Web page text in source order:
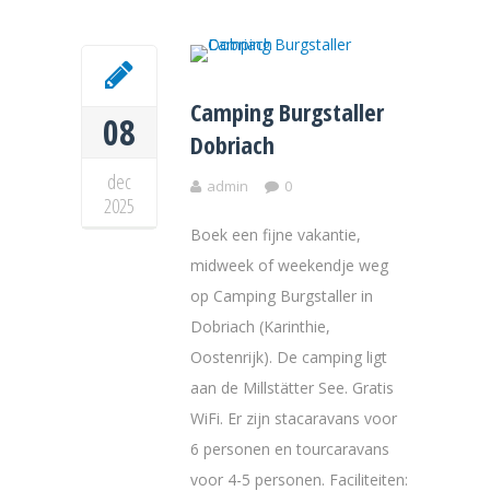
08
dec
2025
Camping Burgstaller
Dobriach
admin 0
Boek een fijne vakantie,
midweek of weekendje weg
op Camping Burgstaller in
Dobriach (Karinthie,
Oostenrijk). De camping ligt
aan de Millstätter See. Gratis
WiFi. Er zijn stacaravans voor
6 personen en tourcaravans
voor 4-5 personen. Faciliteiten: